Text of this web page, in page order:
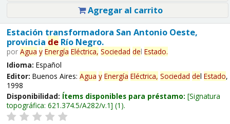
Agregar al carrito
Estación transformadora San Antonio Oeste,
provincia deRío Negro.
por Agua y Energía Eléctrica, Sociedad del Estado.
Idioma: Español
Editor: Buenos Aires: Agua y Energía Eléctrica, Sociedad del Estado,
1998
Disponibilidad: Ítems disponibles para préstamo: Signatura
topográfica: 621.374.5/A282/v.1 (1).